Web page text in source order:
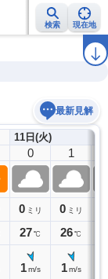
検索 現在地
ラ
最新見解
11日(火)
0
0 ミリ
27℃
1 m/s
1
0 ミリ
26℃
1 m/s